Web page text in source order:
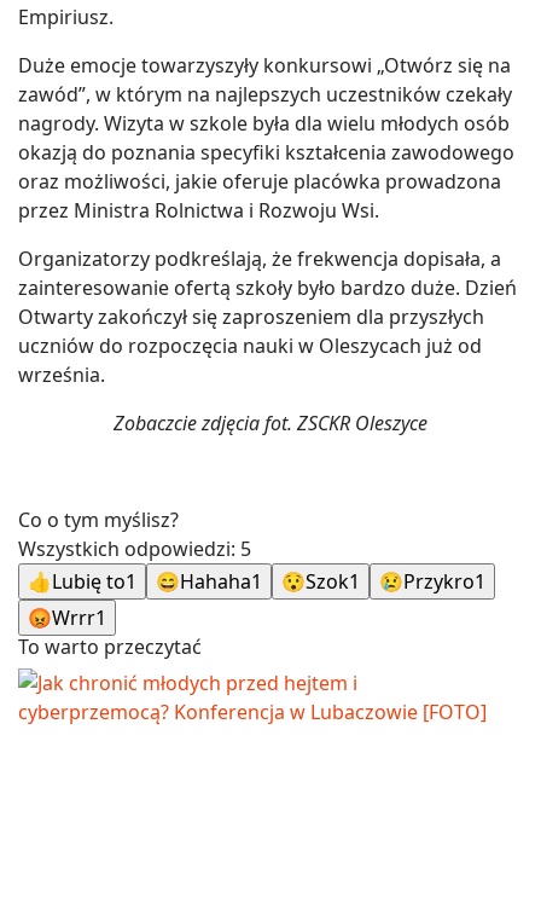
Empiriusz.
Duże emocje towarzyszyły konkursowi „Otwórz się na
zawód”, w którym na najlepszych uczestników czekały
nagrody. Wizyta w szkole była dla wielu młodych osób
okazją do poznania specyfiki kształcenia zawodowego
oraz możliwości, jakie oferuje placówka prowadzona
przez Ministra Rolnictwa i Rozwoju Wsi.
Organizatorzy podkreślają, że frekwencja dopisała, a
zainteresowanie ofertą szkoły było bardzo duże. Dzień
Otwarty zakończył się zaproszeniem dla przyszłych
uczniów do rozpoczęcia nauki w Oleszycach już od
września.
Zobaczcie zdjęcia fot. ZSCKR Oleszyce
Co o tym myślisz?
Wszystkich odpowiedzi: 5
👍Lubię to1 😄Hahaha1 😯Szok1 😢Przykro1
😡Wrrr1
To warto przeczytać